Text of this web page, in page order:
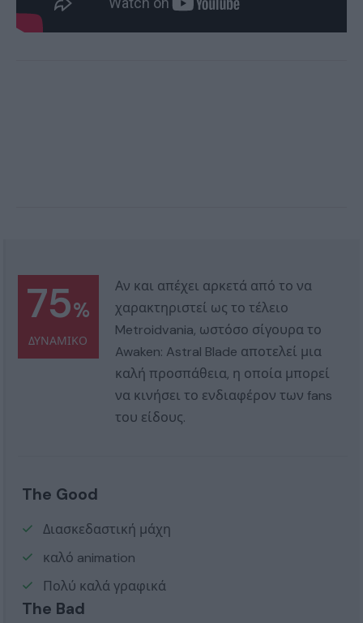
75%
ΔΥΝΑΜΙΚΟ
Αν και απέχει αρκετά από το να
χαρακτηριστεί ως το τέλειο
Metroidvania, ωστόσο σίγουρα το
Awaken: Astral Blade αποτελεί μια
καλή προσπάθεια, η οποία μπορεί
να κινήσει το ενδιαφέρον των fans
του είδους.
The Good
Διασκεδαστική μάχη
καλό animation
Πολύ καλά γραφικά
The Bad